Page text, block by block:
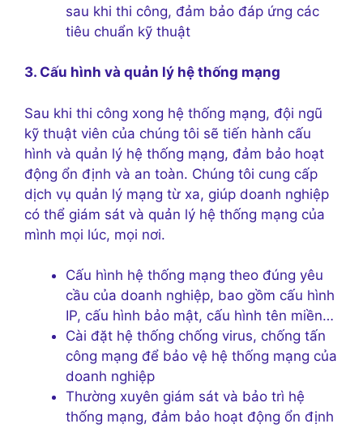
sau khi thi công, đảm bảo đáp ứng các
tiêu chuẩn kỹ thuật
3. Cấu hình và quản lý hệ thống mạng
Sau khi thi công xong hệ thống mạng, đội ngũ
kỹ thuật viên của chúng tôi sẽ tiến hành cấu
hình và quản lý hệ thống mạng, đảm bảo hoạt
động ổn định và an toàn. Chúng tôi cung cấp
dịch vụ quản lý mạng từ xa, giúp doanh nghiệp
có thể giám sát và quản lý hệ thống mạng của
mình mọi lúc, mọi nơi.
Cấu hình hệ thống mạng theo đúng yêu
cầu của doanh nghiệp, bao gồm cấu hình
IP, cấu hình bảo mật, cấu hình tên miền…
Cài đặt hệ thống chống virus, chống tấn
công mạng để bảo vệ hệ thống mạng của
doanh nghiệp
Thường xuyên giám sát và bảo trì hệ
thống mạng, đảm bảo hoạt động ổn định